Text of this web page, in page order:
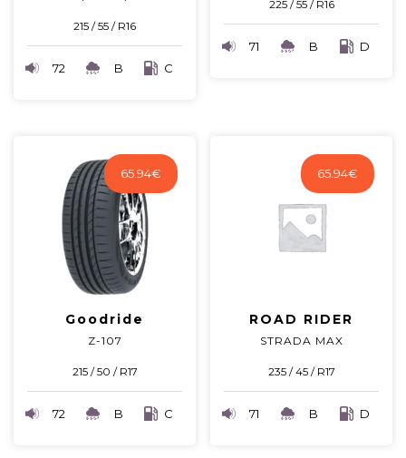
215 / 55 / R16
72 B C
225 / 55 / R16
71 B D
65.94€
Goodride
Z-107
215 / 50 / R17
72 B C
65.94€
ROAD RIDER
STRADA MAX
235 / 45 / R17
71 B D